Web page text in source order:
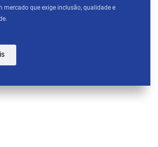
mercado que exige inclusão, qualidade e